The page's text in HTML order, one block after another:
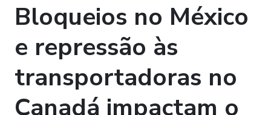
Bloqueios no México
e repressão às
transportadoras no
Canadá impactam o